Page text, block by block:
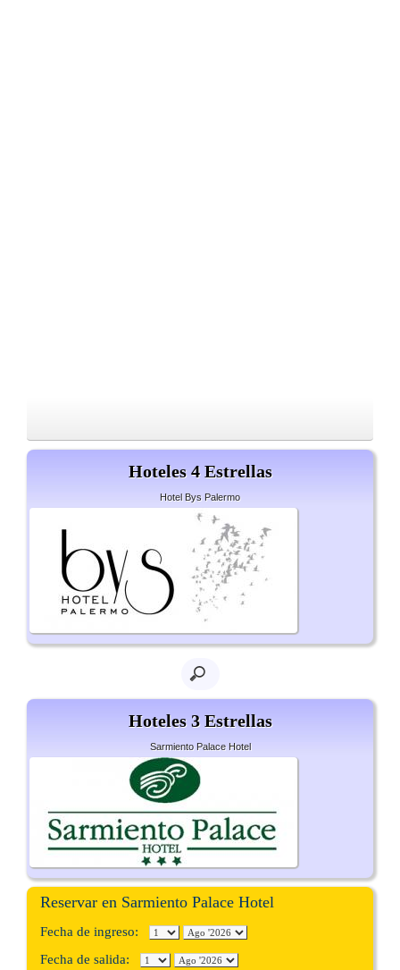
Hoteles 4 Estrellas
Hotel Bys Palermo
Hoteles 3 Estrellas
Sarmiento Palace Hotel
Reservar en Sarmiento Palace Hotel
Fecha de ingreso:
Fecha de salida: